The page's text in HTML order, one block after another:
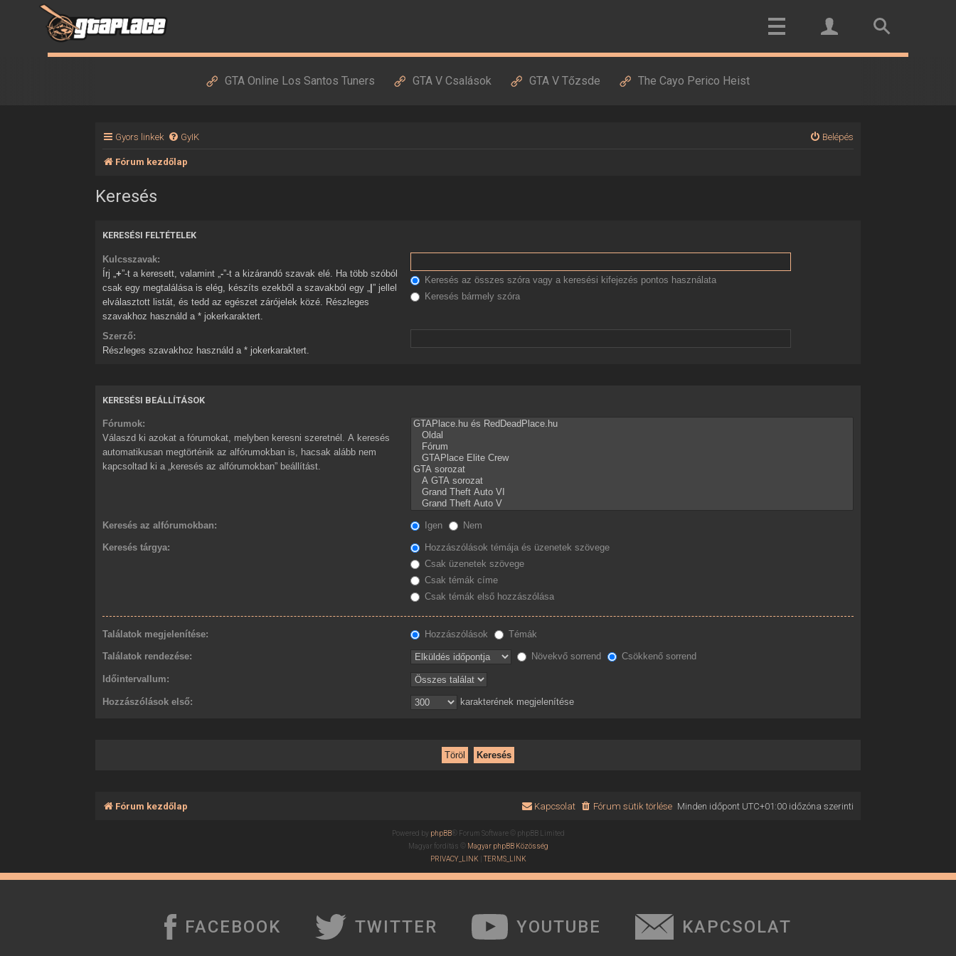
GTA Online Los Santos Tuners GTA V Csalások GTA V Tőzsde The Cayo Perico Heist
Gyors linkek GyIK Belépés
Fórum kezdőlap
Keresés
KERESÉSI FELTÉTELEK
Kulcsszavak:
Írj „+”-t a keresett, valamint „-”-t a kizárandó szavak elé. Ha több szóból
csak egy megtalálása is elég, készíts ezekből a szavakból egy „
|” jellel
elválasztott listát, és tedd az egészet zárójelek közé. Részleges
szavakhoz használd a * jokerkaraktert.
Keresés az összes szóra vagy a keresési kifejezés pontos használata
Keresés bármely szóra
Szerző:
Részleges szavakhoz használd a * jokerkaraktert.
KERESÉSI BEÁLLÍTÁSOK
Fórumok:
Válaszd ki azokat a fórumokat, melyben keresni szeretnél. A keresés
automatikusan megtörténik az alfórumokban is, hacsak alább nem
kapcsoltad ki a „keresés az alfórumokban” beállítást.
Keresés az alfórumokban: Igen Nem
Keresés tárgya:
Hozzászólások témája és üzenetek szövege
Csak üzenetek szövege
Csak témák címe
Csak témák első hozzászólása
Találatok megjelenítése: Hozzászólások Témák
Találatok rendezése: Növekvő sorrend Csökkenő sorrend
Időintervallum:
Hozzászólások első: karakterének megjelenítése
Fórum kezdőlap Minden időpont UTC+01:00időzóna szerinti
Fórum sütik törlése
Kapcsolat
Powered by phpBB® Forum Software © phpBB Limited
Magyar fordítás ©
Magyar phpBB Közösség
PRIVACY_LINK| TERMS_LINK
FACEBOOK TWITTER YOUTUBE KAPCSOLAT